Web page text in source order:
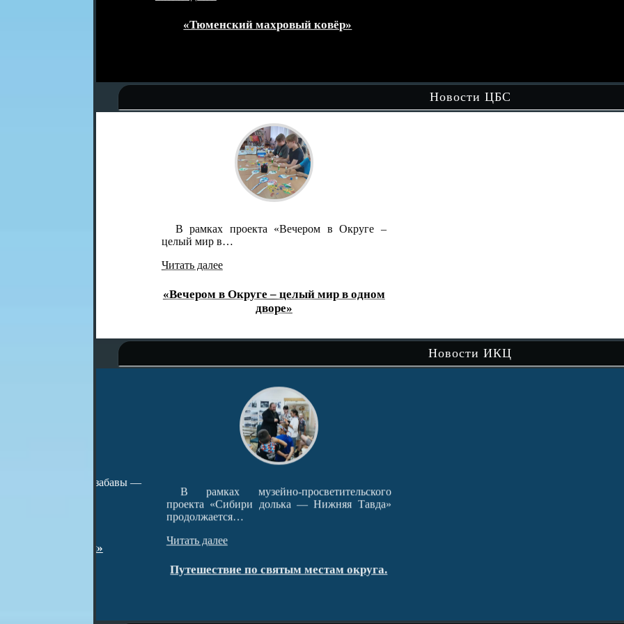
«Тюменский махровый ковёр»
Новости ЦБС
В рамках проекта «Вечером в Округе –
целый мир в…
Читать далее
«Вечером в Округе – целый мир в одном
В рамках вечерней досуговой площадки
«Домбра и легенда: голос степи»
Новости ИКЦ
В рамках музейно-просветительского
проекта «Сибири долька — Нижняя Тавда»
продолжается…
края? Ответ на этот…